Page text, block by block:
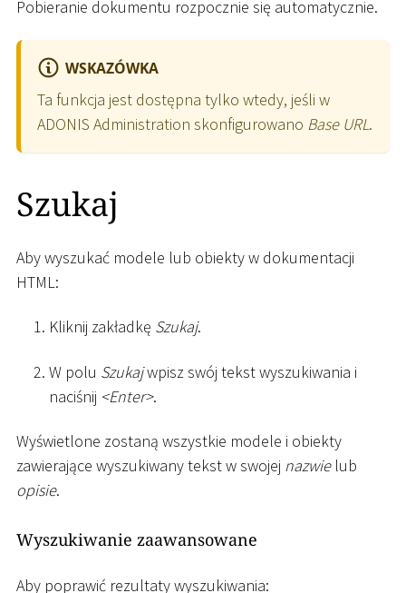
Pobieranie dokumentu rozpocznie się automatycznie.
WSKAZÓWKA
Ta funkcja jest dostępna tylko wtedy, jeśli w
ADONIS Administration skonfigurowano Base URL.
Szukaj
Aby wyszukać modele lub obiekty w dokumentacji
HTML:
Kliknij zakładkę Szukaj.
W polu Szukajwpisz swój tekst wyszukiwania i
naciśnij <Enter>.
Wyświetlone zostaną wszystkie modele i obiekty
zawierające wyszukiwany tekst w swojej nazwielub
opisie.
Wyszukiwanie zaawansowane
Aby poprawić rezultaty wyszukiwania: